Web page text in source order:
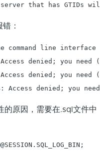
that has GTIDs
：
command line
denied; you need
denied; you need
Access denied; you
的原因，需要在.sql文件中